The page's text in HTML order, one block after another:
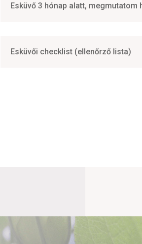
Esküvő 3 hónap alatt, megmutatom
Esküvői checklist (ellenőrző lista)